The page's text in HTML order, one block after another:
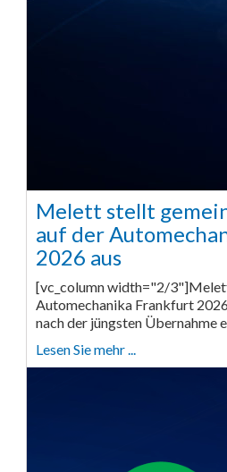
Melett stellt
auf der
2026 aus
[vc_column width="2/
Automechanika Frankfurt
nach der jüngsten Übernahme
Lesen Sie mehr ...